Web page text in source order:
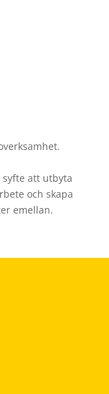
att utbyta
och skapa
emellan.